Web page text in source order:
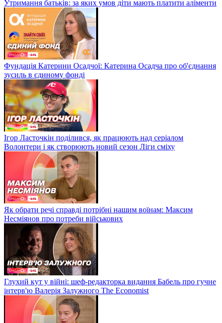
Утримання батьків: за яких умов діти мають платити аліменти
Фундація Катерини Осадчої: Катерина Осадча про об'єднання
зусиль в єдиному фонді
Ігор Ласточкін поділився, як працюють над серіалом
Волонтери і як створюють новий сезон Ліги сміху
Як обрати речі справді потрібні нашим воїнам: Максим
Несміянов про потреби військових
Глухий кут у війні: шеф-редакторка видання Бабель про гучне
інтерв'ю Валерія Залужного The Economist